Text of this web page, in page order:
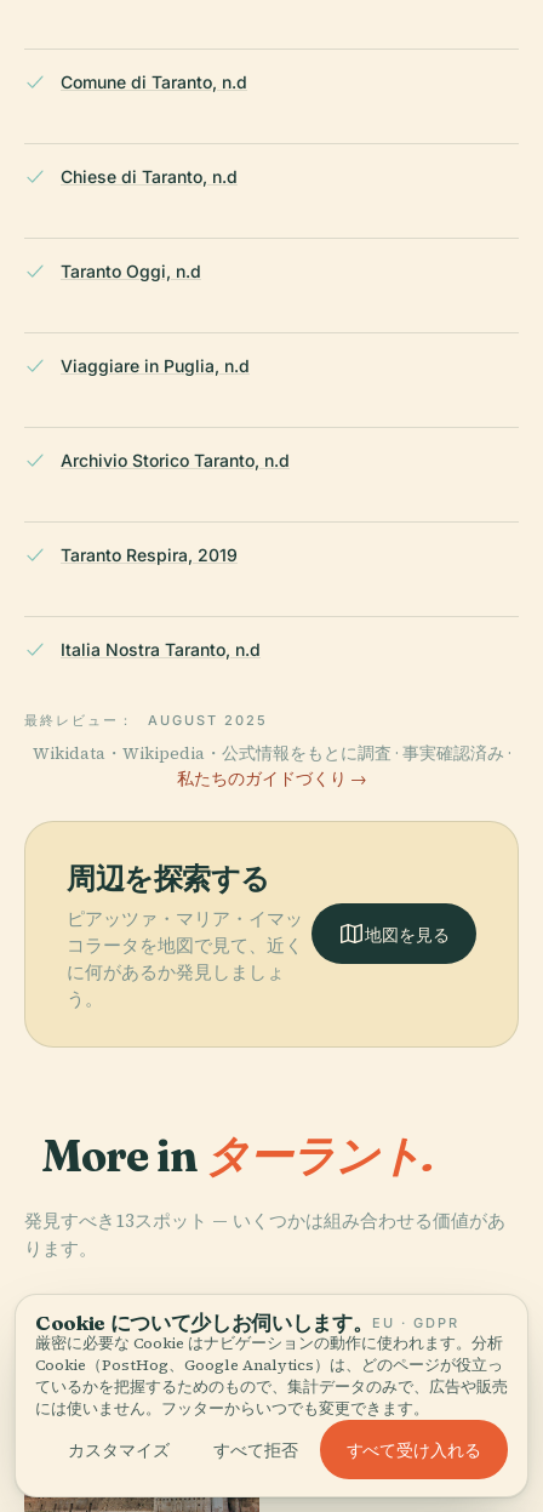
Comune di Taranto, n.d
Chiese di Taranto, n.d
Taranto Oggi, n.d
Viaggiare in Puglia, n.d
Archivio Storico Taranto, n.d
Taranto Respira, 2019
Italia Nostra Taranto, n.d
最終レビュー： AUGUST 2025
Wikidata・Wikipedia・公式情報をもとに調査 · 事実確認済み ·
私たちのガイドづくり →
周辺を探索する
ピアッツァ・マリア・イマッ
コラータを地図で見て、近く
に何があるか発見しましょ
う。
地図を見る
More in ターラント.
発見すべき13スポット — いくつかは組み合わせる価値があ
ります。
Cookie について少しお伺いします。 EU · GDPR
厳密に必要な Cookie はナビゲーションの動作に使われます。分析
Cookie（PostHog、Google Analytics）は、どのページが役立っ
ているかを把握するためのもので、集計データのみで、広告や販売
には使いません。フッターからいつでも変更できます。
カスタマイズ すべて拒否 すべて受け入れる